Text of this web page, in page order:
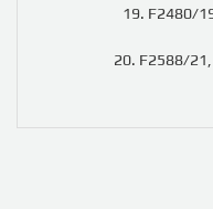
19. F2480/
20. F2588/21,